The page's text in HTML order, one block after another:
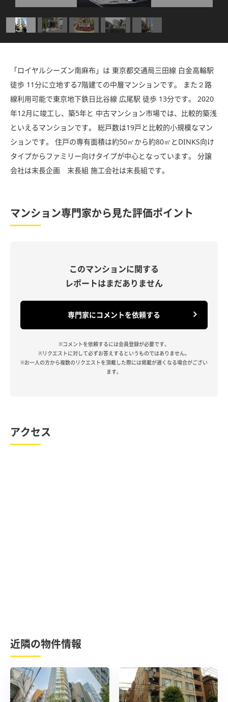
「ロイヤルシーズン南麻布」は 東京都交通局三田線 白金高輪駅
徒歩 11分に立地する7階建ての中層マンションです。 また２路
線利用可能で東京地下鉄日比谷線 広尾駅 徒歩 13分です。 2020
年12月に竣工し、築5年と 中古マンション市場では、比較的築浅
といえるマンションです。 総戸数は19戸と比較的小規模なマン
ションです。 住戸の専有面積は約50㎡から約80㎡とDINKS向け
タイプからファミリー向けタイプが中心となっています。 分譲
会社は末長企画 末長組 施工会社は末長組です。
マンション専門家から見た評価ポイント
このマンションに関する
レポートはまだありません
専門家にコメントを依頼する
※コメントを依頼するには会員登録が必要です。
※リクエストに対して必ずお答えするというものではありません。
※お一人の方から複数のリクエストを頂戴した際には掲載が遅くなる場合がござい
ます。
アクセス
近隣の物件情報